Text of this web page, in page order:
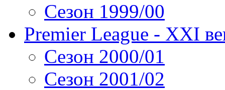
Сезон 1999/00
Premier League - XXI
Сезон 2000/01
Сезон 2001/02